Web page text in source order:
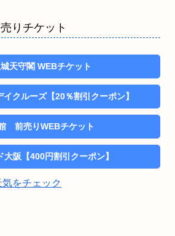
りチケット
天守閣 WEBチケット
クルーズ【20％割引クーポン】
前売りWEBチケット
大阪【400円割引クーポン】
をチェック